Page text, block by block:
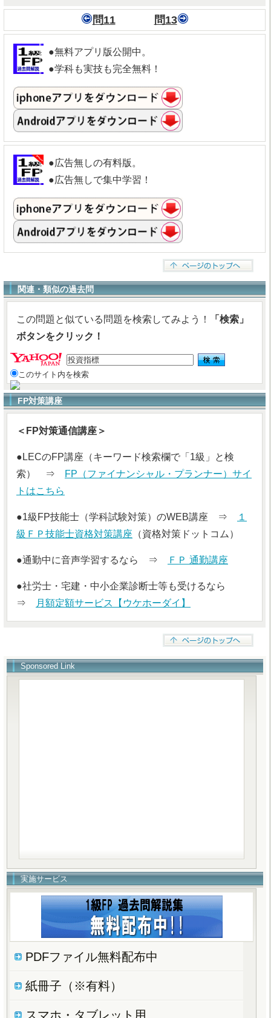
問11 問13
●無料アプリ版公開中。
●学科も実技も完全無料！
●広告無しの有料版。
●広告無しで集中学習！
関連・類似の過去問
この問題と似ている問題を検索してみよう！
「検索」
ボタンをクリック！
このサイト内を検索
FP対策講座
＜FP対策通信講座＞
●LECのFP講座（キーワード検索欄で「1級」と検
索） ⇒
FP（ファイナンシャル・プランナー）サイ
トはこちら
●1級FP技能士（学科試験対策）のWEB講座 ⇒
１
級ＦＰ技能士資格対策講座 （資格対策ドットコム）
●通勤中に音声学習するなら ⇒ ＦＰ 通勤講座
●社労士・宅建・中小企業診断士等も受けるなら
⇒
月額定額サービス【ウケホーダイ】
Sponsored Link
実施サービス
PDFファイル無料配布中
紙冊子（※有料）
スマホ・タブレット用